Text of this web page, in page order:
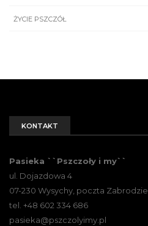
ŻYCIE PSZCZÓŁ
KONTAKT
Pasieka ``Pszczoły i my``
ul. Dojazdowa 4
07-230 Wysychy, poczta Zabrodzie
tel. +48 602 334 686
pasieka@pszczolyimy.pl